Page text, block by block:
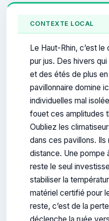
CONTEXTE LOCAL
Le Haut-Rhin, c’est
pur jus. Des hivers
et des étés de plus
pavillonnaire domine
individuelles mal
fouet ces amplitudes
Oubliez les
dans ces pavillons. Ils
distance. Une pompe
reste le seul
stabiliser la
matériel certifié pour
reste, c’est de la